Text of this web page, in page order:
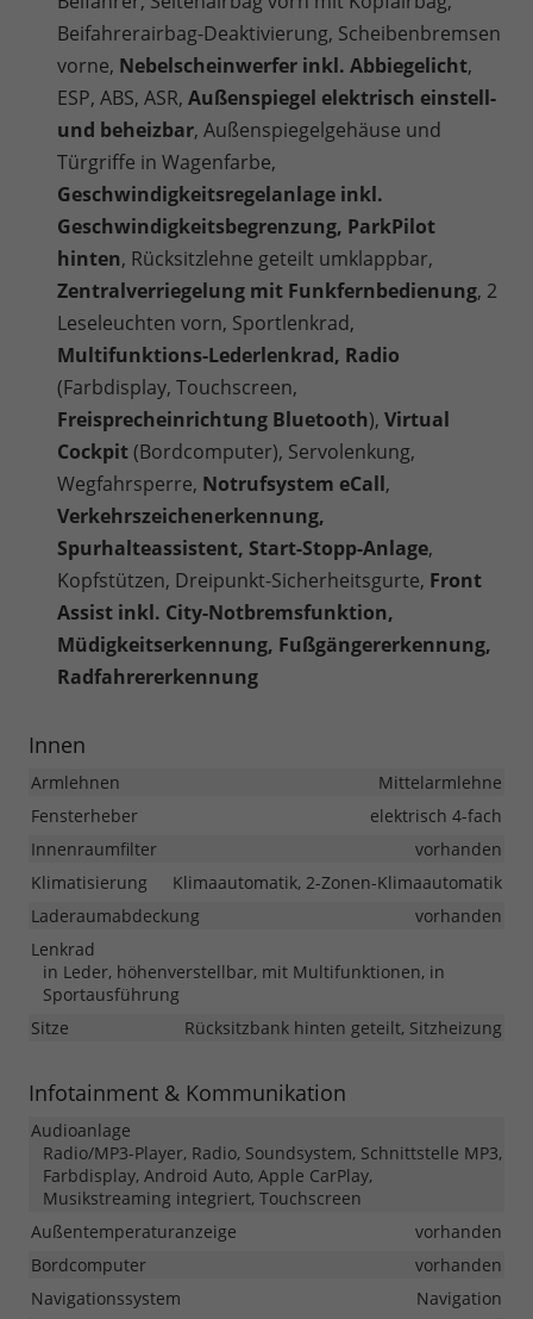
Beifahrerairbag-Deaktivierung, Scheibenbremsen
vorne, Nebelscheinwerfer inkl. Abbiegelicht,
ESP, ABS, ASR, Außenspiegel elektrisch einstell-
und beheizbar, Außenspiegelgehäuse und
Türgriffe in Wagenfarbe,
Geschwindigkeitsregelanlage inkl.
Geschwindigkeitsbegrenzung, ParkPilot
hinten, Rücksitzlehne geteilt umklappbar,
Zentralverriegelung mit Funkfernbedienung, 2
Leseleuchten vorn, Sportlenkrad,
Multifunktions-Lederlenkrad, Radio
(Farbdisplay, Touchscreen,
Freisprecheinrichtung Bluetooth), Virtual
Cockpit(Bordcomputer), Servolenkung,
Wegfahrsperre, Notrufsystem eCall,
Verkehrszeichenerkennung,
Spurhalteassistent, Start-Stopp-Anlage,
Kopfstützen, Dreipunkt-Sicherheitsgurte, Front
Assist inkl. City-Notbremsfunktion,
Müdigkeitserkennung, Fußgängererkennung,
Radfahrererkennung
Innen
Armlehnen
Mittelarmlehne
Fensterheber
elektrisch 4-fach
Innenraumfilter
vorhanden
Klimatisierung
Klimaautomatik, 2-Zonen-Klimaautomatik
Laderaumabdeckung
vorhanden
Lenkrad
in Leder, höhenverstellbar, mit Multifunktionen, in
Sportausführung
Sitze
Rücksitzbank hinten geteilt, Sitzheizung
Infotainment & Kommunikation
Audioanlage
Radio/MP3-Player, Radio, Soundsystem, Schnittstelle MP3,
Farbdisplay, Android Auto, Apple CarPlay,
Musikstreaming integriert, Touchscreen
Außentemperaturanzeige
vorhanden
Bordcomputer
vorhanden
Navigationssystem
Navigation